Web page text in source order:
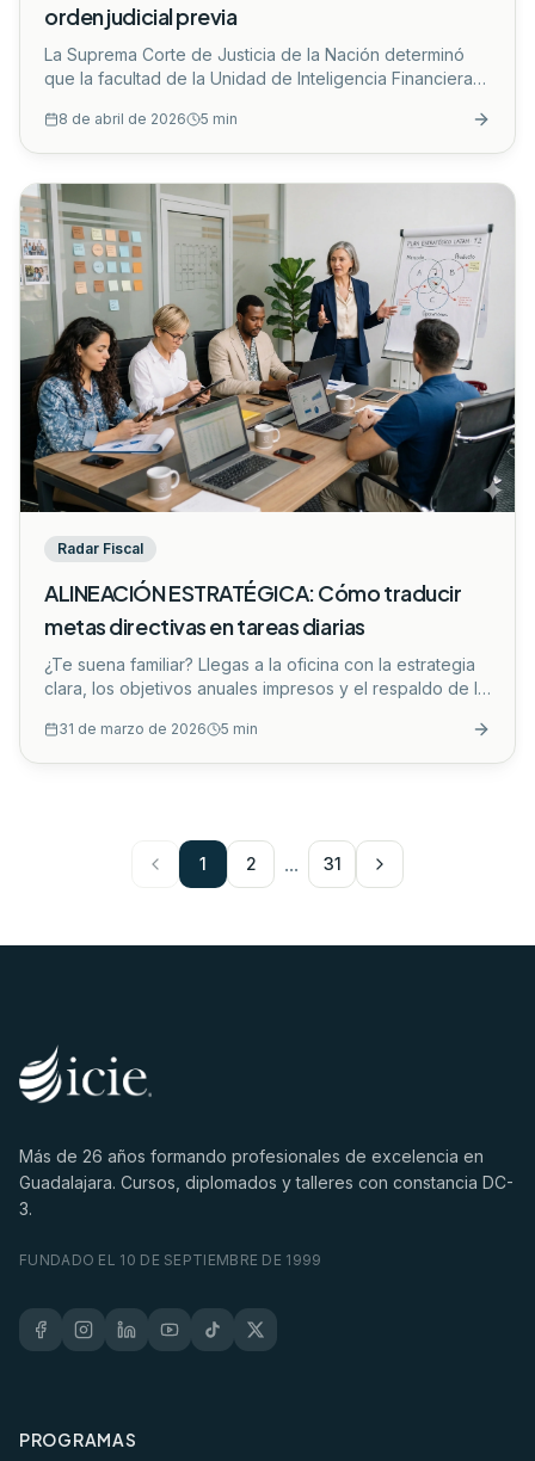
orden judicial previa
La Suprema Corte de Justicia de la Nación determinó
que la facultad de la Unidad de Inteligencia Financiera
previa es constitucional, siempre que existan indicios de
operaciones con recursos de procedencia ilícita o
8 de abril de 2026 5 min
Radar Fiscal
ALINEACIÓN ESTRATÉGICA: Cómo traducir
metas directivas en tareas diarias
¿Te suena familiar? Llegas a la oficina con la estrategia
clara, los objetivos anuales impresos y el respaldo de la
tu equipo está sumergido en una operatividad que no
mueve la aguja de los resultados. Es la desalineación:
31 de marzo de 2026 5 min
1 2 ... 31
Más de 26 años formando profesionales de excelencia en
Guadalajara. Cursos, diplomados y talleres con constancia DC-
3.
FUNDADO EL 10 DE SEPTIEMBRE DE 1999
PROGRAMAS